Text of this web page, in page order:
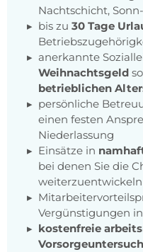
Nachtschicht,
bis zu 30 Tage
anerkannte
Weihnachtsgeld
betrieblichen
persönliche
einen festen
Niederlassung
Einsätze in
bei denen Sie die
weiterzuentwickeln
Vergünstigungen
kostenfreie